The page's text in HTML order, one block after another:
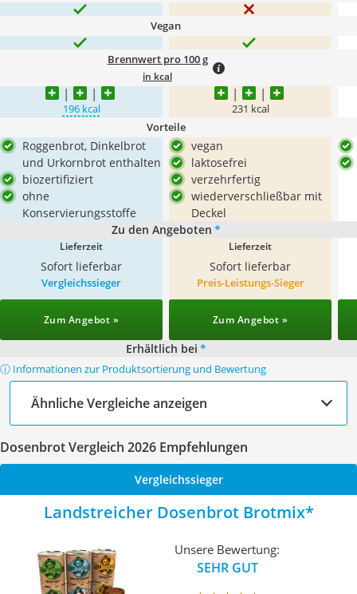
Vegan
Brennwert pro 100 g
in kcal
196 kcal 231 kcal
Vorteile
Roggenbrot, Dinkelbrot
und Urkornbrot enthalten
biozertifiziert
ohne
Konservierungsstoffe
vegan
laktosefrei
verzehrfertig
wiederverschließbar mit
Deckel
Zu den Angeboten *
Lieferzeit
Sofort lieferbar
Lieferzeit
Sofort lieferbar
Vergleichssieger
Zum Angebot »
Preis-Leistungs-Sieger
Zum Angebot »
Erhältlich bei *
ⓘ Informationen zur Produktsortierung und Bewertung
Ähnliche Vergleiche anzeigen
Dosenbrot Vergleich 2026 Empfehlungen
Vergleichssieger
Landstreicher Dosenbrot Brotmix
Unsere Bewertung:
SEHR GUT